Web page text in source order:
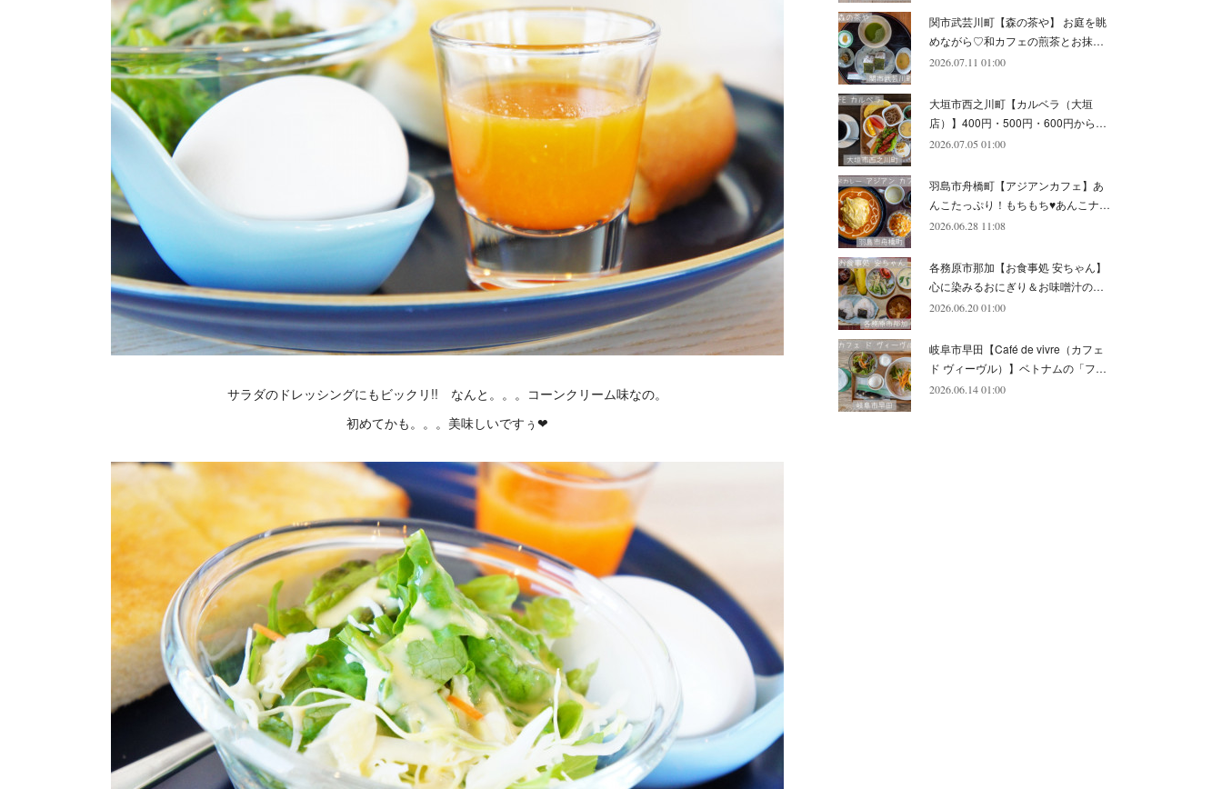
サラダのドレッシングにもビックリ!! なんと。。。コーンクリーム味なの。
初めてかも。。。美味しいですぅ❤
(6)
関市武芸川町【森の茶や】 お庭を眺
めながら♡和カフェの煎茶とお抹…
2026.07.11 01:00
大垣市西之川町【カルベラ（大垣
店）】400円・500円・600円から…
2026.07.05 01:00
羽島市舟橋町【アジアンカフェ】あ
んこたっぷり！もちもち♥あんこナ…
2026.06.28 11:08
各務原市那加【お食事処 安ちゃん】
心に染みるおにぎり＆お味噌汁の…
2026.06.20 01:00
岐阜市早田【Café de vivre（カフェ
ド ヴィーヴル）】ベトナムの「フ…
2026.06.14 01:00